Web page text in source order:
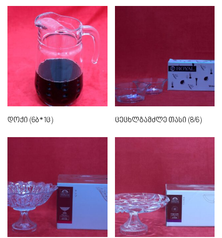
დოქი (6ბ*1ც) ცეცხლგამძლე თასი (8/6)